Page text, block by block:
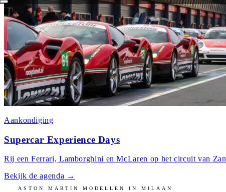
Aankondiging
Supercar Experience Days
Rij een Ferrari, Lamborghini en McLaren op het circuit van
Bekijk de agenda →
ASTON MARTIN MODELLEN INMILAAN